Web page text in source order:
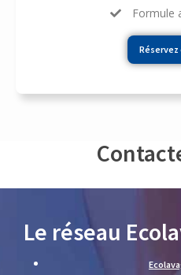
Formule
Réservez
Le réseau